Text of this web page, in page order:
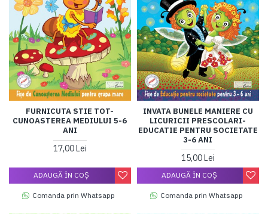
FURNICUTA STIE TOT-
CUNOASTEREA MEDIULUI 5-6
ANI
17,00 Lei
ADAUGĂ ÎN COŞ
Comanda prin Whatsapp
INVATA BUNELE MANIERE CU
LICURICII PRESCOLARI-
EDUCATIE PENTRU SOCIETATE
3-6 ANI
15,00 Lei
ADAUGĂ ÎN COŞ
Comanda prin Whatsapp